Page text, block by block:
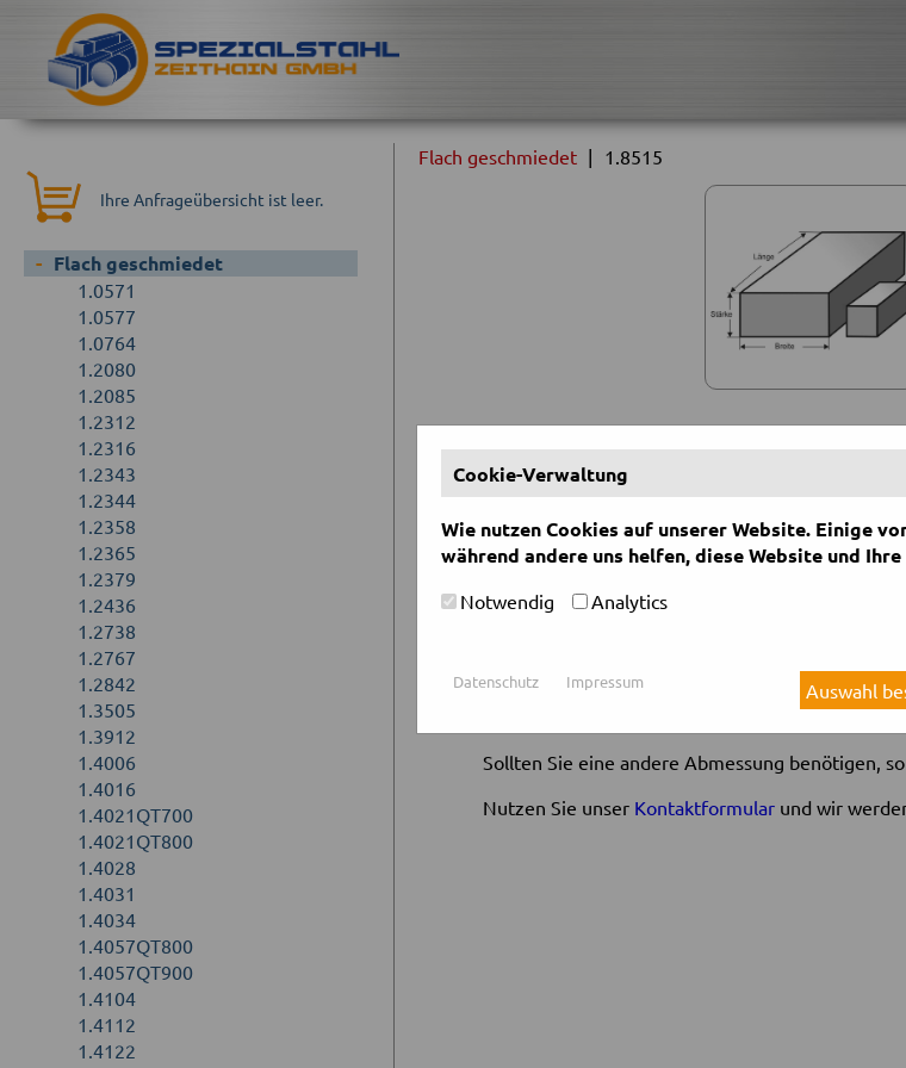
Ihre Anfrageübersicht ist leer.
Flach geschmiedet
1.0571
1.0577
1.0764
1.2080
1.2085
1.2312
1.2316
1.2343
1.2344
1.2358
1.2365
1.2379
1.2436
1.2738
1.2767
1.2842
1.3505
1.3912
1.4006
1.4016
1.4021QT700
1.4021QT800
1.4028
1.4031
1.4034
1.4057QT800
1.4057QT900
1.4104
1.4112
1.4122
Flach geschmiedet | 1.8515
Auswahl: Flach geschmiedet | 1.8515
Reststücken möglich sind.
Sollten Sie eine andere Abmessung benötigen,
Nutzen Sie unser Kontaktformular und wir
Cookie-Verwaltung
Wie nutzen Cookies auf unserer Website. Einige
während andere uns helfen, diese Website und
Notwendig Analytics
Datenschutz Impressum Auswahl